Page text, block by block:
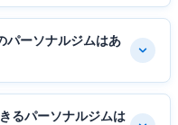
パーソナルジムはあ
るパーソナルジムは